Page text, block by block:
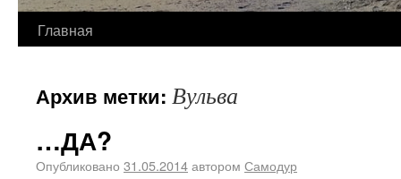
Главная
Архив метки: Вульва
…ДА?
Опубликовано 31.05.2014автором Самодур